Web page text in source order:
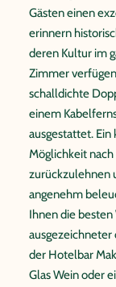
Gästen einen
erinnern
deren Kultur im
Zimmer
schalldichte
einem
ausgestattet.
Möglichkeit nach
zurückzulehnen
angenehm
Ihnen die
ausgezeichneter
der Hotelbar
Glas Wein oder